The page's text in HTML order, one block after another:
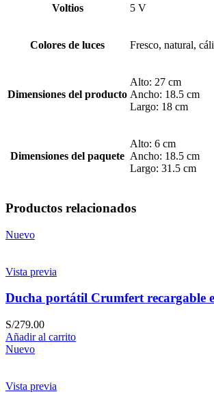
Voltios 5 V
Colores de luces Fresco, natural,
Dimensiones del producto
Alto: 27 cm
Ancho: 18.5 cm
Largo: 18 cm
Dimensiones del paquete
Alto: 6 cm
Ancho: 18.5 cm
Largo: 31.5 cm
Productos relacionados
Nuevo
Vista previa
Ducha portátil Crumfert recargable
S/279.00
Añadir al carrito
Nuevo
Vista previa